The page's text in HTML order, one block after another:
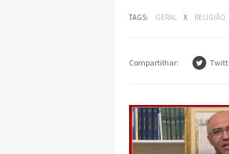
TAGS: GERAL X RELIGIÃO
Compartilhar: